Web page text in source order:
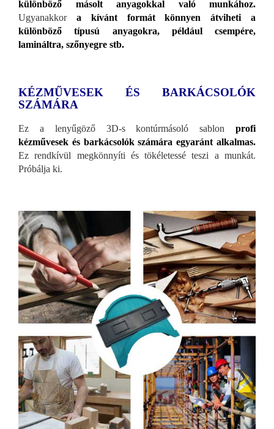
különböző másolt anyagokkal való munkához.
Ugyanakkor a kívánt formát könnyen átviheti a
különböző típusú anyagokra, például csempére,
lamináltra, szőnyegre stb.
KÉZMŰVESEK ÉS BARKÁCSOLÓK
SZÁMÁRA
Ez a lenyűgöző 3D-s kontúrmásoló sablon profi
kézművesek és barkácsolók számára egyaránt alkalmas.
Ez rendkívül megkönnyíti és tökéletessé teszi a munkát.
Próbálja ki.